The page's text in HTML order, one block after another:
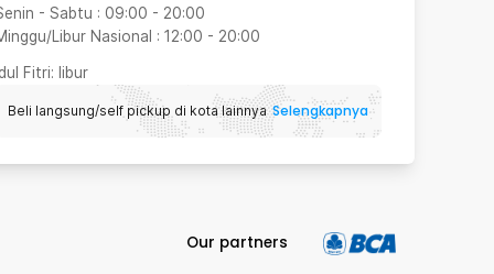
- Sabtu : 09:00 - 20:00
Libur Nasional : 12:00 - 20:00
Fitri: libur
Beli langsung/self pickup di kota lainnya Selengkapnya
Our partners